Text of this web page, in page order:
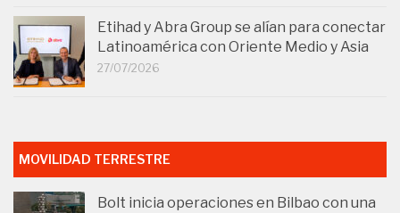
Etihad y Abra Group se alían para conectar
Latinoamérica con Oriente Medio y Asia
27/07/2026
MOVILIDAD TERRESTRE
Bolt inicia operaciones en Bilbao con una